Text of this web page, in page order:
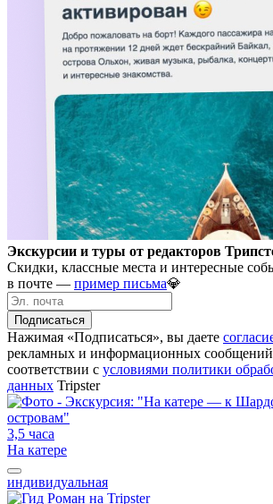
Экскурсии и туры от редакторов
Скидки, классные места и интересные
в почте — пример письма💎
Подписаться
Нажимая «Подписаться», вы даете
рекламных и информационных сообщений
соответствии c условиями политики
данных Tripster
3,5 часа
На катере
индивидуальная